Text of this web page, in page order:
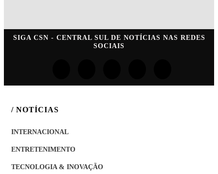
SIGA CSN - CENTRAL SUL DE NOTÍCIAS NAS REDES
SOCIAIS
/ NOTÍCIAS
INTERNACIONAL
ENTRETENIMENTO
TECNOLOGIA & INOVAÇÃO